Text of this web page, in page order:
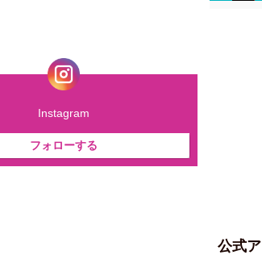
Instagram
フォローする
公式